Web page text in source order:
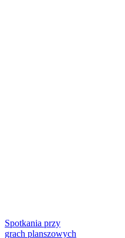
Spotkania przy
grach planszowych